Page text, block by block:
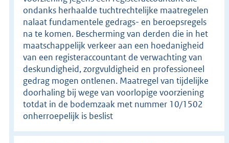
ondanks herhaalde tuchtrechtelijke maatregelen
nalaat fundamentele gedrags- en beroepsregels
na te komen. Bescherming van derden die in het
maatschappelijk verkeer aan een hoedanigheid
van een registeraccountant de verwachting van
deskundigheid, zorgvuldigheid en professioneel
gedrag mogen ontlenen. Maatregel van tijdelijke
doorhaling bij wege van voorlopige voorziening
totdat in de bodemzaak met nummer 10/1502
onherroepelijk is beslist